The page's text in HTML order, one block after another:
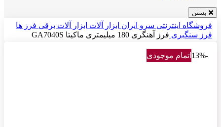
بستن
فروشگاه اینترنتی سرو ایران ابزار آلات ابزار آلات برقی فرز ها
فرز سنگبری فرز آهنگری 180 میلیمتری ماکیتا GA7040S
-13% اتمام موجودی